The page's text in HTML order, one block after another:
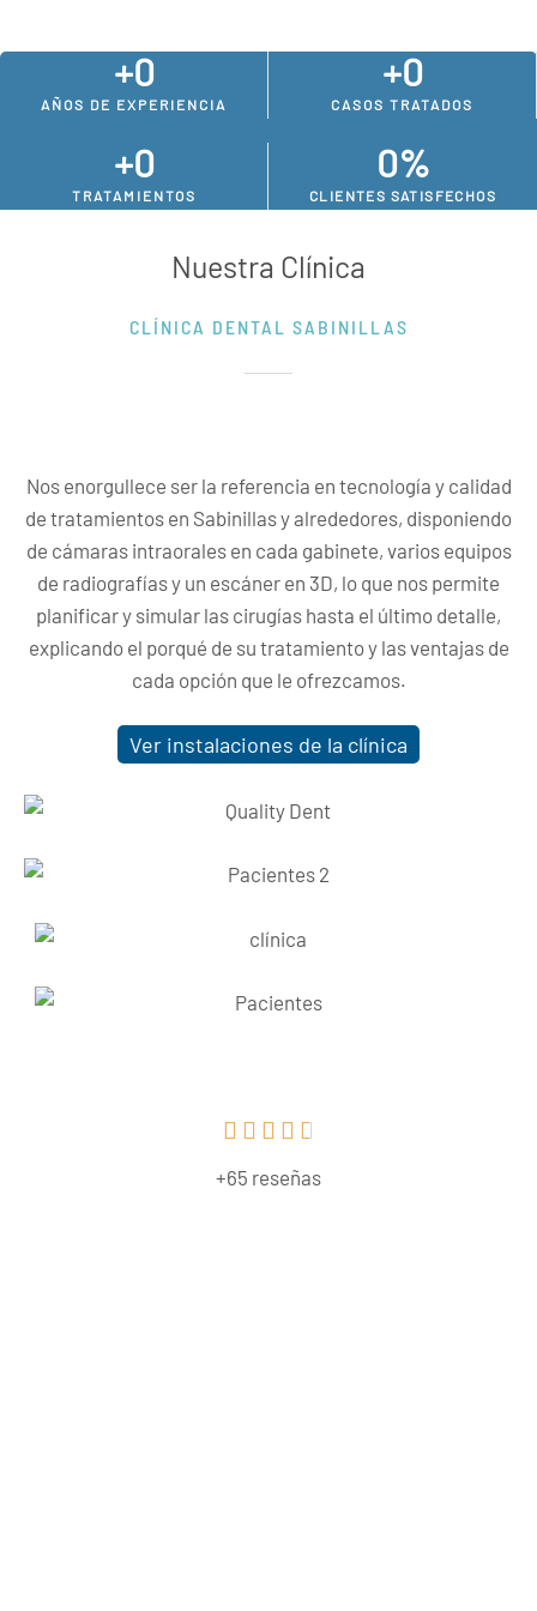
+0
AÑOS DE EXPERIENCIA
+0
CASOS TRATADOS
+0
TRATAMIENTOS
0%
CLIENTES SATISFECHOS
Nuestra Clínica
CLÍNICA DENTAL SABINILLAS
Nos enorgullece ser la referencia en tecnología y calidad
de tratamientos en Sabinillas y alrededores, disponiendo
de cámaras intraorales en cada gabinete, varios equipos
de radiografías y un escáner en 3D, lo que nos permite
planificar y simular las cirugías hasta el último detalle,
explicando el porqué de su tratamiento y las ventajas de
cada opción que le ofrezcamos.
Ver instalaciones de la clínica
    
+65 reseñas